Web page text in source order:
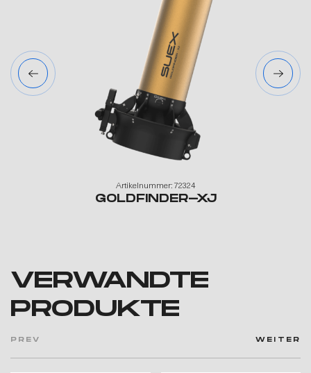
Artikelnummer: 72324
GOLDFINDER-XJ
VERWANDTE
PRODUKTE
PREV WEITER